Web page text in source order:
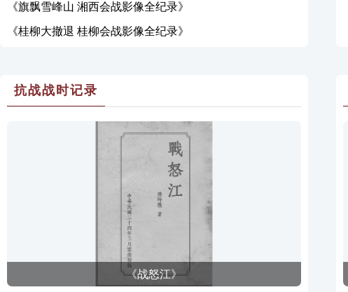
《旗飘雪峰山 湘西会战影像全纪录》
《桂柳大撤退 桂柳会战影像全纪录》
抗战战时记录
《战怒江》